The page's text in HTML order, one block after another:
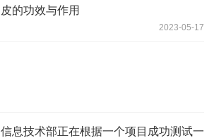
皮的功效与作用
2023-05-17
信息技术部正在根据一个项目成功测试一